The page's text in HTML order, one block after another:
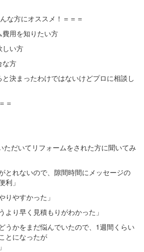
な方にオススメ！＝＝＝
用を知りたい方
しい方
な方
決まったわけではないけどプロに相談し
＝
ただいてリフォームをされた方に聞いてみ
とれないので、隙間時間にメッセージの
利」
りやすかった」
より早く見積もりがわかった」
うかをまだ悩んでいたので、1週間くらい
とになったが